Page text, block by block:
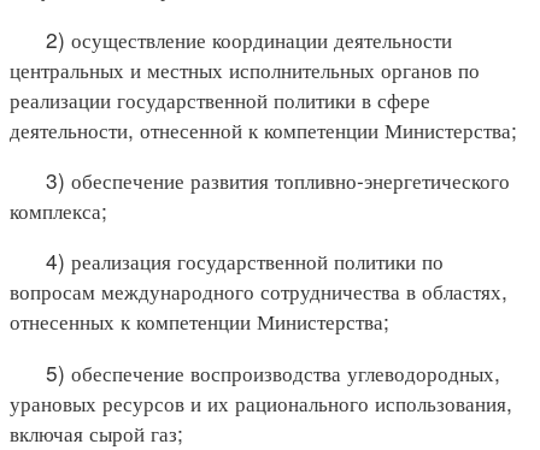
2) осуществление координации деятельности
центральных и местных исполнительных органов по
реализации государственной политики в сфере
деятельности, отнесенной к компетенции Министерства;
3) обеспечение развития топливно-энергетического
комплекса;
4) реализация государственной политики по
вопросам международного сотрудничества в областях,
отнесенных к компетенции Министерства;
5) обеспечение воспроизводства углеводородных,
урановых ресурсов и их рационального использования,
включая сырой газ;